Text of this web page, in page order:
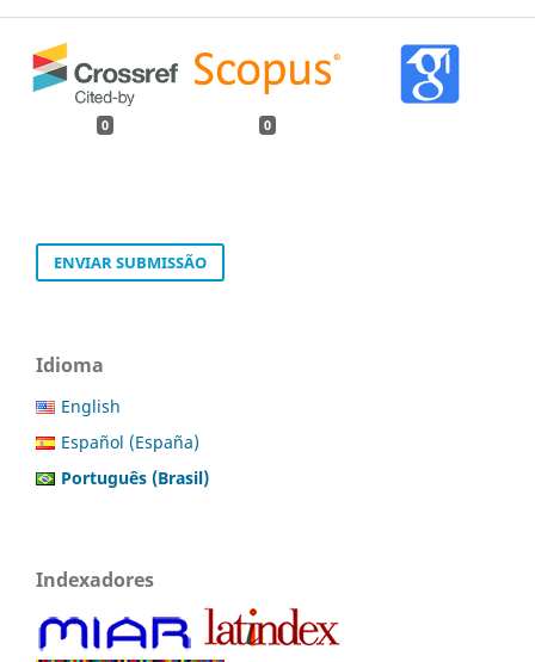
0 0
ENVIAR SUBMISSÃO
Idioma
English
Español (España)
Português (Brasil)
Indexadores